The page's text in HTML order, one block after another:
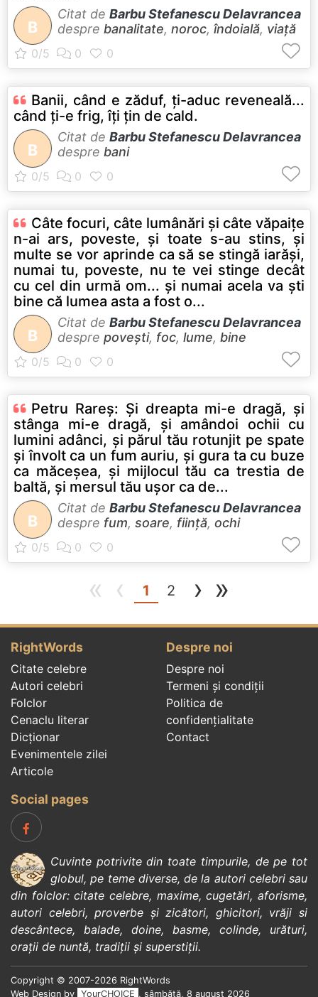
B
Citat de Barbu Stefanescu Delavrancea
despre banalitate, noroc, îndoială, viață
Banii, când e zăduf, ţi-aduc reveneală...
când ţi-e frig, îţi ţin de cald.
B
Citat de Barbu Stefanescu Delavrancea
despre bani
Câte focuri, câte lumânări şi câte văpaiţe
n-ai ars, poveste, şi toate s-au stins, şi
multe se vor aprinde ca să se stingă iarăşi,
numai tu, poveste, nu te vei stinge decât
cu cel din urmă om... şi numai acela va şti
bine că lumea asta a fost o...
B
Citat de Barbu Stefanescu Delavrancea
despre povești, foc, lume, bine
Petru Rareş: Şi dreapta mi-e dragă, şi
stânga mi-e dragă, şi amândoi ochii cu
lumini adânci, şi părul tău rotunjit pe spate
şi învolt ca un fum auriu, şi gura ta cu buze
ca măceşea, şi mijlocul tău ca trestia de
baltă, şi mersul tău uşor ca de...
B
Citat de Barbu Stefanescu Delavrancea
despre fum, soare, ființă, ochi
« ‹ 1 (current)
2 › »
RightWords
Citate celebre
Autori celebri
Folclor
Cenaclu literar
Dicționar
Evenimentele zilei
Articole
Despre noi
Despre noi
Termeni și condiții
Politica de
confidenţialitate
Contact
Social pages
Cuvinte potrivite din toate timpurile, de pe tot
globul, pe teme diverse, de la autori celebrisau
din folclor:citate celebre, maxime,cugetări,aforisme,
autori celebri,proverbe și zicători, ghicitori, vrăji si
descântece, balade, doine, basme, colinde, urături,
orații de nuntă, tradiții și superstiții.
Copyright © 2007-2026 RightWords
Web Design by
YourCHOICE , sâmbătă, 8 august 2026